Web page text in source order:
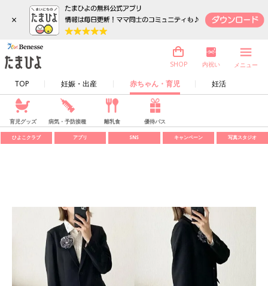
×
TOP 妊娠・出産 赤ちゃん・育児 妊活
SHOP 内祝い メニュー
育児グッズ 病気・予防接種 離乳食 優待パス
ひよこクラブ アプリ SNS キャンペーン 写真スタジオ